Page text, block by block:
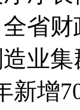
省
业
新